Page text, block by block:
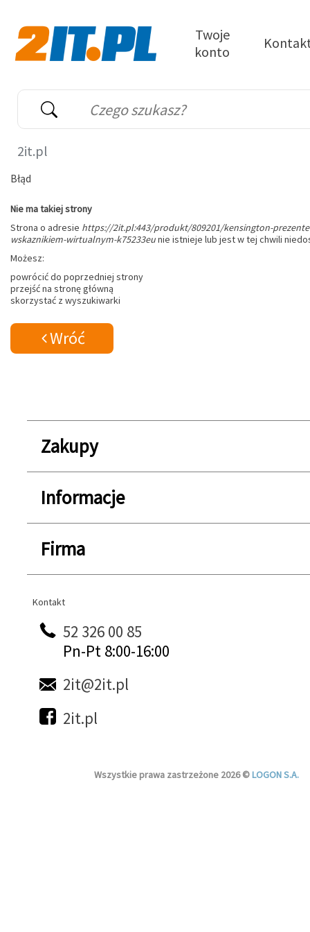
Wyszukiwarka
Słowo kluczowe
Twoje
konto
2it.pl
Błąd
Nie ma takiej strony
Strona o adresie https://2it.pl:443/produkt/809201/kensington-
wskaznikiem-wirtualnym-k75233eunie istnieje lub jest w tej chwili
Możesz:
powrócić do poprzedniej strony
przejść na stronę główną
skorzystać z wyszukiwarki
Wróć
Zakupy
Informacje
Firma
Kontakt
Kontakt
52 326 00 85
Pn-Pt 8:00-16:00
2it@2it.pl
2it.pl
Wszystkie prawa zastrzeżone 2026 ©LOGON S.A.